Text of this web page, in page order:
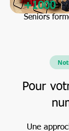
+1000
Seniors
Pour
Une